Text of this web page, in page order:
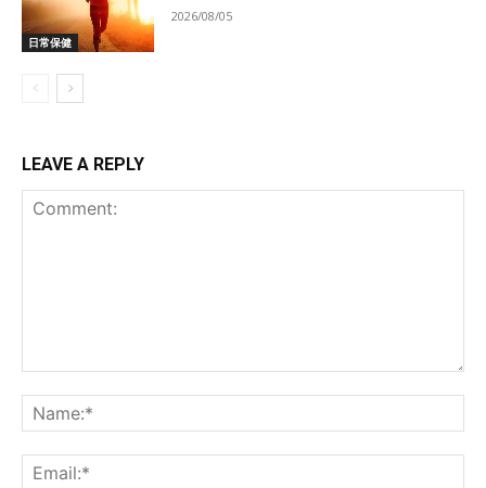
日常保健
2026/08/05
LEAVE A REPLY